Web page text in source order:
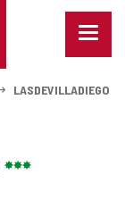
Menu
les
LASDEVILLADIEGO